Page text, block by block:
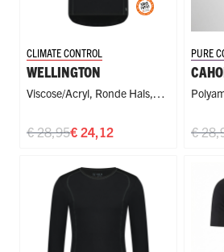
CLIMATE CONTROL
WELLINGTON
Viscose/Acryl, Ronde Hals,
€ 24,12
€ 28,95
PURE
€